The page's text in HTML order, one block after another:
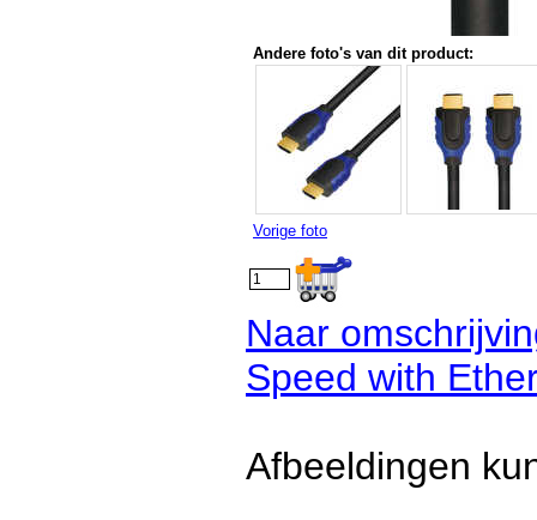
Andere foto's van dit product:
Vorige foto
Naar
Speed with
Afbeeldingen